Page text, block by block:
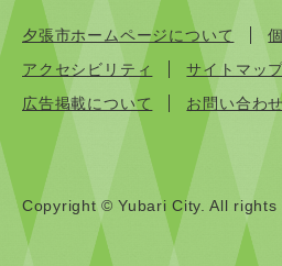
夕張市ホームページについて
アクセシビリティ
サイトマッ
広告掲載について
お問い合わせ
Copyright © Yubari City. All rights